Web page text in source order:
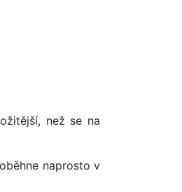
než se na
naprosto v